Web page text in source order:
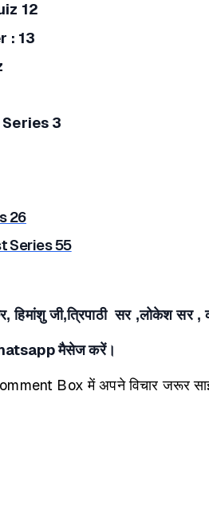
12
: 13
3
26
Series 55
जी,त्रिपाठी सर ,लोकेश सर ,
मैसेज करें।
Box में अपने विचार जरूर